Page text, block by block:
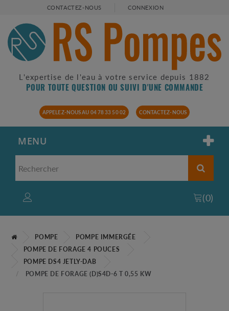
CONTACTEZ-NOUS CONNEXION
L'expertise de l'eau à votre service depuis 1882
POUR TOUTE QUESTION OU SUIVI D'UNE COMMANDE
APPELEZ-NOUS AU 04 78 33 50 02 CONTACTEZ-NOUS
MENU
(0)
POMPE
POMPE IMMERGÉE
POMPE DE FORAGE 4 POUCES
POMPE DS4 JETLY-DAB
POMPE DE FORAGE (D)S4D-6 T 0,55 KW